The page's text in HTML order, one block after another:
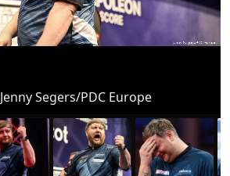
Jenny Segers/PDC Europe